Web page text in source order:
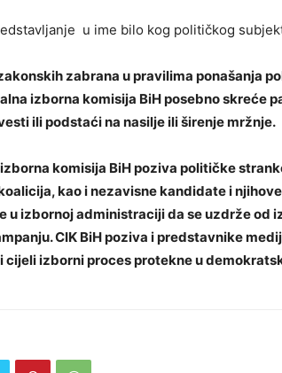
u ime bilo kog političkog
zabrana u pravilima ponašanja
izborna komisija BiH posebno skreće
ili podstaći na nasilje ili širenje mržnje.
komisija BiH poziva političke
kao i nezavisne kandidate i
u izbornoj administraciji da se uzdrže od
CIK BiH poziva i predstavnike
cijeli izborni proces protekne u